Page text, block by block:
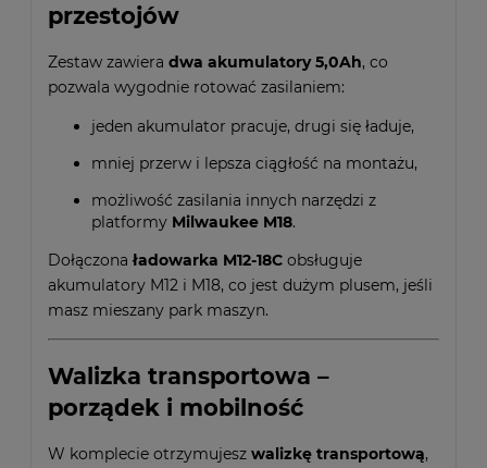
przestojów
Zestaw zawiera dwa akumulatory 5,0Ah, co
pozwala wygodnie rotować zasilaniem:
jeden akumulator pracuje, drugi się ładuje,
mniej przerw i lepsza ciągłość na montażu,
możliwość zasilania innych narzędzi z
platformy Milwaukee M18.
Dołączona ładowarka M12-18C obsługuje
akumulatory M12 i M18, co jest dużym plusem, jeśli
masz mieszany park maszyn.
Walizka transportowa –
porządek i mobilność
W komplecie otrzymujesz walizkę transportową,